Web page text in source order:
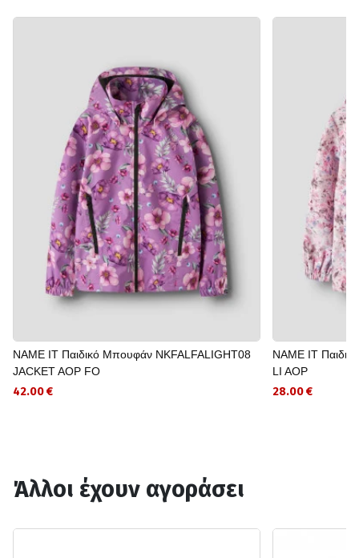
NAME IT Παιδικό Μπουφάν NKFALFALIGHT08
JACKET AOP FO
42.00 €
NAME IT
LI AOP
28.00 €
Άλλοι έχουν αγοράσει